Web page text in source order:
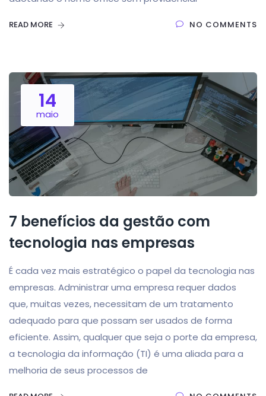
READ MORE NO COMMENTS
14
maio
7 benefícios da gestão com
tecnologia nas empresas
É cada vez mais estratégico o papel da tecnologia nas
empresas. Administrar uma empresa requer dados
que, muitas vezes, necessitam de um tratamento
adequado para que possam ser usados de forma
eficiente. Assim, qualquer que seja o porte da empresa,
a tecnologia da informação (TI) é uma aliada para a
melhoria de seus processos de